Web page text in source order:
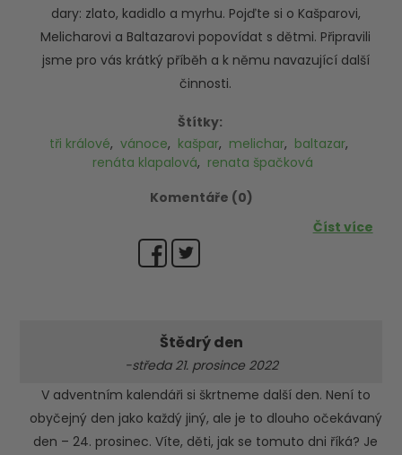
dary: zlato, kadidlo a myrhu. Pojďte si o Kašparovi,
Melicharovi a Baltazarovi popovídat s dětmi. Připravili
jsme pro vás krátký příběh a k němu navazující další
činnosti.
Štítky:
tři králové, vánoce, kašpar, melichar, baltazar,
renáta klapalová, renata špačková
Komentáře (0)
Číst více
Štědrý den
-středa 21. prosince 2022
V adventním kalendáři si škrtneme další den. Není to
obyčejný den jako každý jiný, ale je to dlouho očekávaný
den – 24. prosinec. Víte, děti, jak se tomuto dni říká? Je